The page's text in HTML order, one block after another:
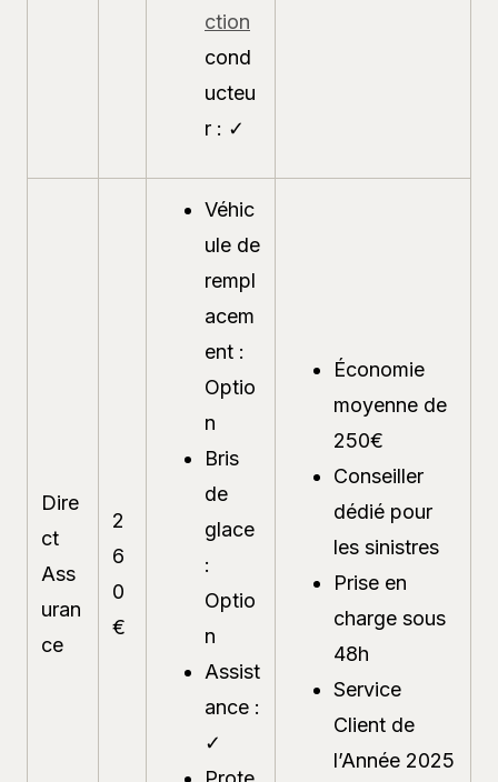
ction
cond
ucteu
r : ✓
Dire
ct
Ass
uran
ce
2
6
0
€
Véhic
ule de
rempl
acem
ent :
Optio
n
Bris
de
glace
:
Optio
n
Assist
ance :
✓
Économie
moyenne de
250€
Conseiller
dédié pour
les sinistres
Prise en
charge sous
48h
Service
Client de
l’Année 2025